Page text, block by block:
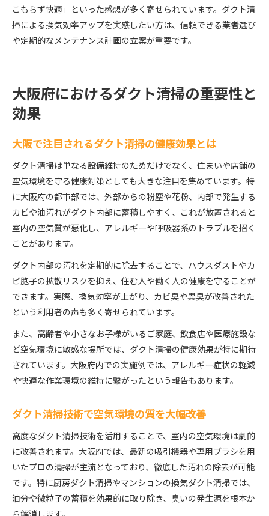
こもらず快適」といった感想が多く寄せられています。ダクト清
掃による換気効率アップを実感したい方は、信頼できる業者選び
や定期的なメンテナンス計画の立案が重要です。
大阪府におけるダクト清掃の重要性と
効果
大阪で注目されるダクト清掃の健康効果とは
ダクト清掃は単なる設備維持のためだけでなく、住まいや店舗の
空気環境を守る健康対策としても大きな注目を集めています。特
に大阪府の都市部では、外部からの粉塵や花粉、内部で発生する
カビや油汚れがダクト内部に蓄積しやすく、これが放置されると
室内の空気質が悪化し、アレルギーや呼吸器系のトラブルを招く
ことがあります。
ダクト内部の汚れを定期的に除去することで、ハウスダストやカ
ビ胞子の拡散リスクを抑え、住む人や働く人の健康を守ることが
できます。実際、換気効率が上がり、カビ臭や異臭が改善された
という利用者の声も多く寄せられています。
また、高齢者や小さなお子様がいるご家庭、飲食店や医療施設な
ど空気環境に敏感な場所では、ダクト清掃の健康効果が特に期待
されています。大阪府内での実施例では、アレルギー症状の軽減
や快適な作業環境の維持に繋がったという報告もあります。
ダクト清掃技術で空気環境の質を大幅改善
高度なダクト清掃技術を活用することで、室内の空気環境は劇的
に改善されます。大阪府では、最新の吸引機器や専用ブラシを用
いたプロの清掃が主流となっており、徹底した汚れの除去が可能
です。特に厨房ダクト清掃やマンションの換気ダクト清掃では、
油分や微粒子の蓄積を効果的に取り除き、臭いの発生源を根本か